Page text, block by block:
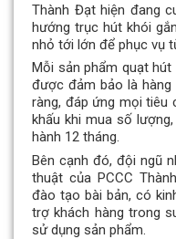
Thành Đạt hiện đang
hướng trục hút khói
nhỏ tới lớn để phục vụ
Mỗi sản phẩm quạt
được đảm bảo là hàng
ràng, đáp ứng mọi tiêu
khấu khi mua số
hành 12 tháng.
Bên cạnh đó, đội ngũ
thuật của PCCC
đào tạo bài bản, có
trợ khách hàng trong
sử dụng sản phẩm.